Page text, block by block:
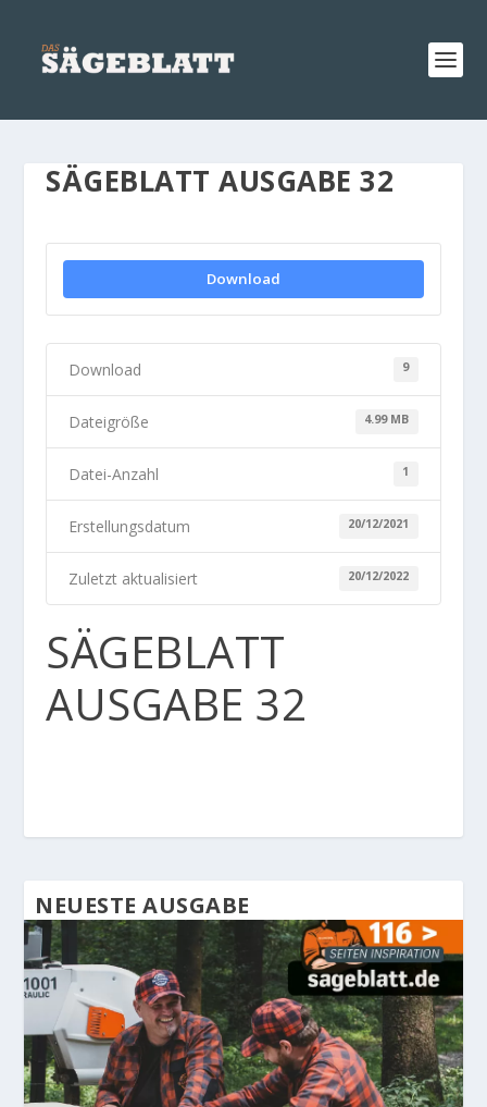
SÄGEBLATT AUSGABE 32
Download
Download 9
Dateigröße 4.99 MB
Datei-Anzahl 1
Erstellungsdatum 20/12/2021
Zuletzt aktualisiert 20/12/2022
SÄGEBLATT
AUSGABE 32
NEUESTE AUSGABE